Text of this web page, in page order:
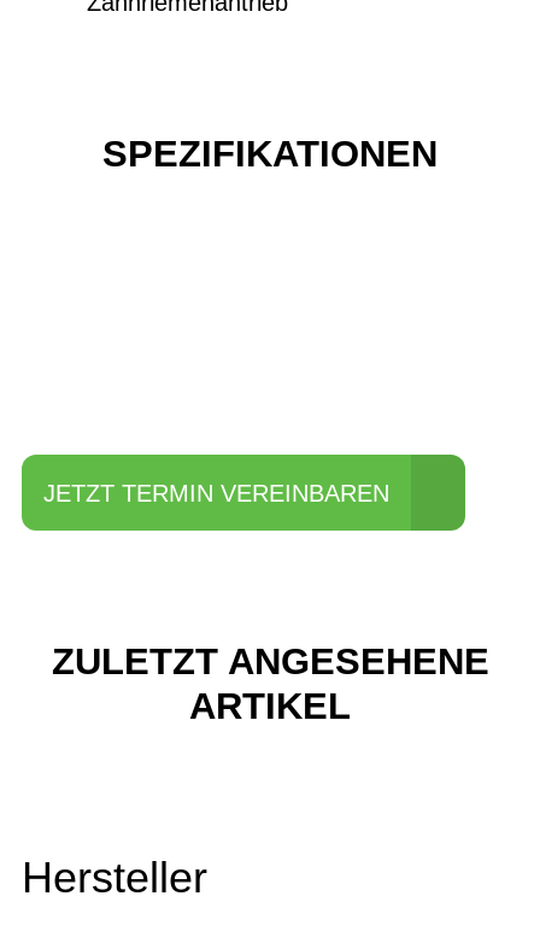
SPEZIFIKATIONEN
JETZT TERMIN VEREINBAREN
ZULETZT ANGESEHENE
ARTIKEL
Hersteller